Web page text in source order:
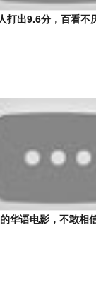
打出9.6分，百看
华语电影，不敢相